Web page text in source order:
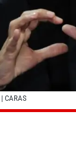
| CARAS